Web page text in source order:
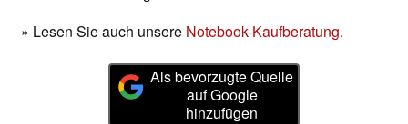
» Lesen Sie auch unsere Notebook-Kaufberatung.
Als bevorzugte Quelle
auf Google
hinzufügen